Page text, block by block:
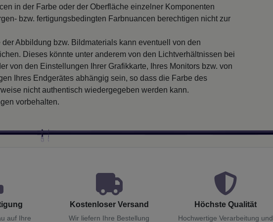
in der Farbe oder der Oberfläche einzelner Komponenten
bzw. fertigungsbedingten Farbnuancen berechtigen nicht zur
Abbildung bzw. Bildmaterials kann eventuell von den
Dieses könnte unter anderem von den Lichtverhältnissen bei
von den Einstellungen Ihrer Grafikkarte, Ihres Monitors bzw. von
Ihres Endgerätes abhängig sein, so dass die Farbe des
nicht authentisch wiedergegeben werden kann.
vorbehalten.
auf Ihre
Kostenloser Versand
Wir liefern Ihre Bestellung
Höchste Qualität
Hochwertige Verarbeitung und